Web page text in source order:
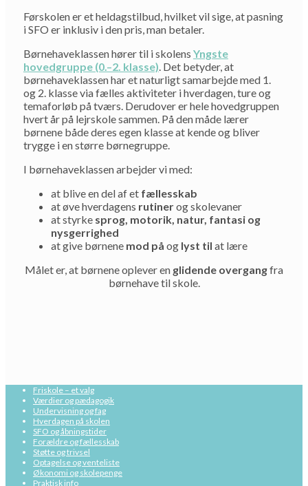
Førskolen er et heldagstilbud, hvilket vil sige, at pasning
i SFO er inklusiv i den pris, man betaler.
Børnehaveklassen hører til i skolens Yngste
hovedgruppe (0.–2. klasse). Det betyder, at
børnehaveklassen har et naturligt samarbejde med 1.
og 2. klasse via fælles aktiviteter i hverdagen, ture og
temaforløb på tværs. Derudover er hele hovedgruppen
hvert år på lejrskole sammen. På den måde lærer
børnene både deres egen klasse at kende og bliver
trygge i en større børnegruppe.
I børnehaveklassen arbejder vi med:
at blive en del af et fællesskab
at øve hverdagens rutinerog skolevaner
at styrke sprog, motorik, natur, fantasi og
nysgerrighed
at give børnene mod på og lyst til at lære
Målet er, at børnene oplever en glidende overgangfra
børnehave til skole.
Friskole – et valg
Værdier og pædagogik
Undervisning og fag
Hverdagen på skolen
SFO og åbningstider
Forældre og fællesskab
Støtte og trivsel
Optagelse og venteliste
Økonomi og skolepenge
Praktisk info